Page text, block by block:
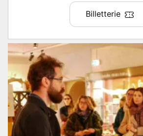
Billetterie